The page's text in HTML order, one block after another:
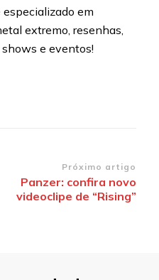
em
extremo, resenhas,
e eventos!
Próximo artigo
Panzer: confira novo
videoclipe de “Rising”